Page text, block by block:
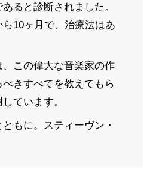
ると診断されました。
10ヶ月で、治療法はあ
この偉大な音楽家の作
きすべてを教えてもら
ています。
もに。スティーヴン・